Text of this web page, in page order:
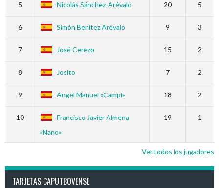
5 Nicolás Sánchez-Arévalo 20 5
6 Simón Benítez Arévalo 9 3
7 José Cerezo 15 2
8 Josito 7 2
9 Angel Manuel «Campi» 18 2
10
Francisco Javier Almena
«Nano»
19 1
Ver todos los jugadores
TARJETAS CAPUTBOVENSE